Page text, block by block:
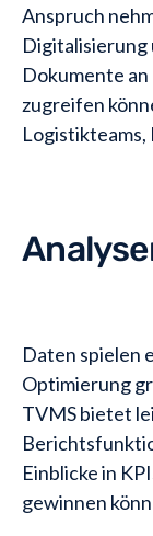
Anspruch
Digitalisierung
Dokumente
zugreifen
Logistikteams,
Daten spielen
Optimierung
TVMS bietet
Einblicke in
gewinnen